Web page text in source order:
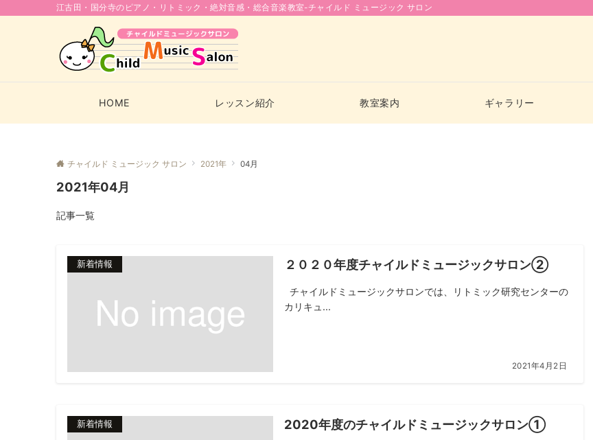
江古田・国分寺のピアノ・リトミック・絶対音感・総合音楽教室-チャイルド ミュージック サロン
HOME レッスン紹介 教室案内 ギャラリー
チャイルド ミュージック サロン 2021年 04月
2021年04月
記事一覧
新着情報 ２０２０年度チャイルドミュージックサロン②
チャイルドミュージックサロンでは、リトミック研究センターの
カリキュ...
2021年4月2日
新着情報 2020年度のチャイルドミュージックサロン①